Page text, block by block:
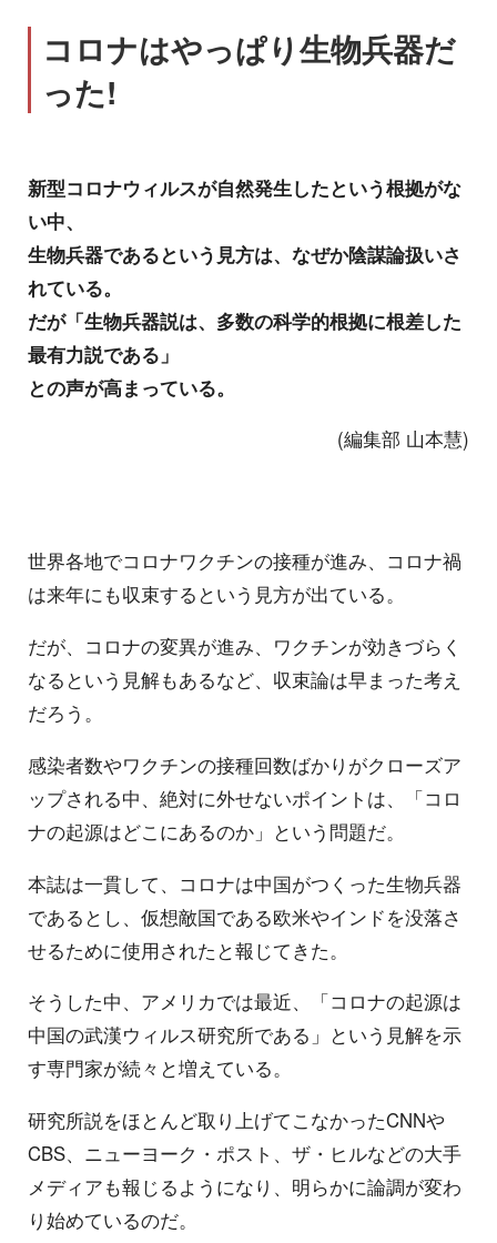
コロナはやっぱり生物兵器だ
った!
新型コロナウィルスが自然発生したという根拠がな
い中、
生物兵器であるという見方は、なぜか陰謀論扱いさ
れている。
だが「生物兵器説は、多数の科学的根拠に根差した
最有力説である」
との声が高まっている。
(編集部 山本慧)
世界各地でコロナワクチンの接種が進み、コロナ禍
は来年にも収束するという見方が出ている。
だが、コロナの変異が進み、ワクチンが効きづらく
なるという見解もあるなど、収束論は早まった考え
だろう。
感染者数やワクチンの接種回数ばかりがクローズア
ップされる中、絶対に外せないポイントは、「コロ
ナの起源はどこにあるのか」という問題だ。
本誌は一貫して、コロナは中国がつくった生物兵器
であるとし、仮想敵国である欧米やインドを没落さ
せるために使用されたと報じてきた。
そうした中、アメリカでは最近、「コロナの起源は
中国の武漢ウィルス研究所である」という見解を示
す専門家が続々と増えている。
研究所説をほとんど取り上げてこなかったCNNや
CBS、ニューヨーク・ポスト、ザ・ヒルなどの大手
メディアも報じるようになり、明らかに論調が変わ
り始めているのだ。